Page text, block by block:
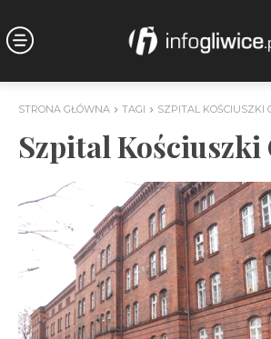
STRONA GŁÓWNA TAGI SZPITAL KOŚCIUSZKI
Szpital Kościuszki